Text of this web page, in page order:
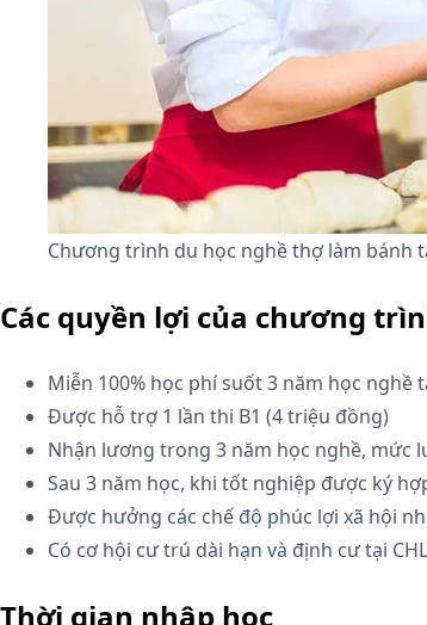
Chương trình du học nghề thợ làm bánh
Các quyền lợi của chương
Miễn 100% học phí suốt 3 năm học nghề
Được hỗ trợ 1 lần thi B1 (4 triệu đồng)
Nhận lương trong 3 năm học nghề, mức
Sau 3 năm học, khi tốt nghiệp được ký
Được hưởng các chế độ phúc lợi xã hội
Có cơ hội cư trú dài hạn và định cư tại
Thời gian nhập học